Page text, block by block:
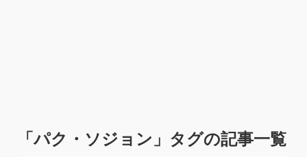
「パク・ソジョン 」タグの記事一覧